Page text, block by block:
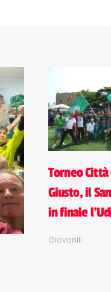
Torneo Città
Giusto, il
in finale
Giovanili